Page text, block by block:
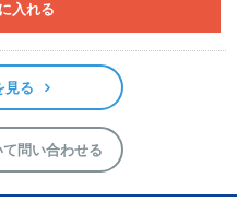
索する
入れる
見る
問い合わせる